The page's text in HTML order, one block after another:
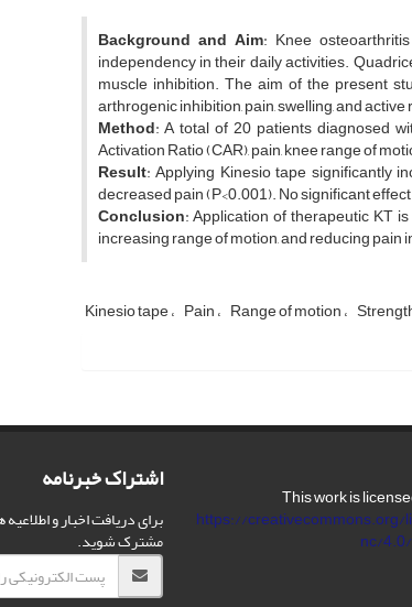
Background and Aim: Knee
independency in their daily activities.
muscle inhibition. The aim of the present
arthrogenic inhibition, pain, swelling, and
Method: A total of 20 patients diagnosed
Activation Ratio (CAR), pain, knee range of
Result: Applying Kinesio tape significantly
decreased pain (P<0.001). No significant
Conclusion: Application of therapeutic KT
increasing range of motion, and reducing
Kinesio tape Pain Range of motion
This work is
https://
nc/
اشتراک خبرنامه
برای دریافت اخبار و
مشترک شوید.